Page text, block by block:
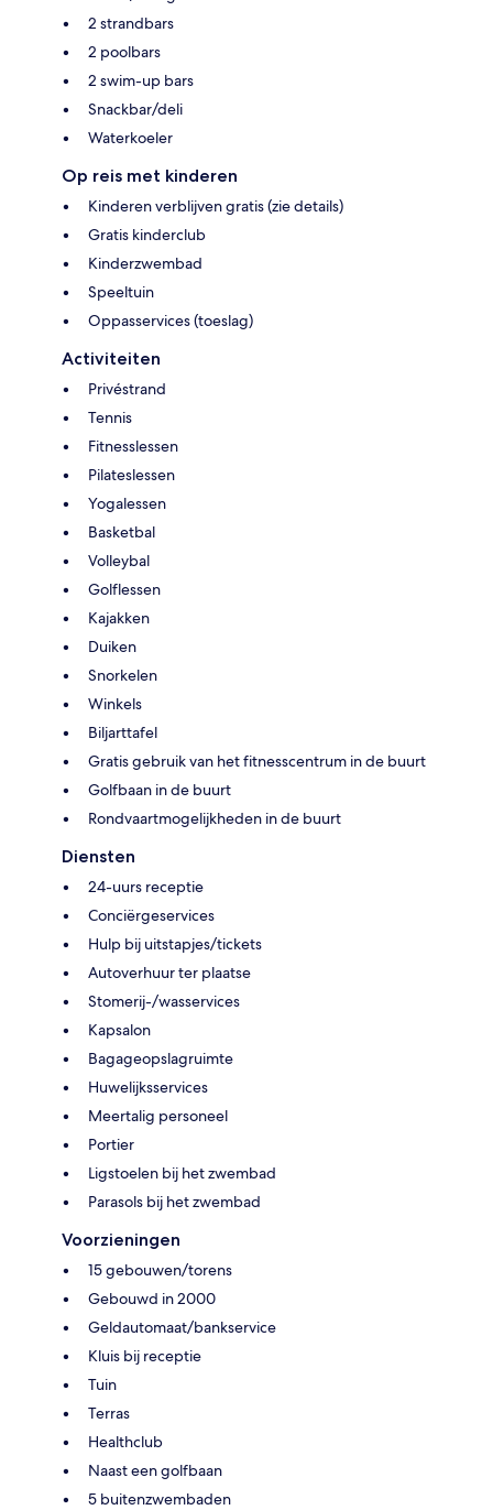
2 strandbars
2 poolbars
2 swim-up bars
Snackbar/deli
Waterkoeler
Op reis met kinderen
Kinderen verblijven gratis (zie details)
Gratis kinderclub
Kinderzwembad
Speeltuin
Oppasservices (toeslag)
Activiteiten
Privéstrand
Tennis
Fitnesslessen
Pilateslessen
Yogalessen
Basketbal
Volleybal
Golflessen
Kajakken
Duiken
Snorkelen
Winkels
Biljarttafel
Gratis gebruik van het fitnesscentrum in de buurt
Golfbaan in de buurt
Rondvaartmogelijkheden in de buurt
Diensten
24-uurs receptie
Conciërgeservices
Hulp bij uitstapjes/tickets
Autoverhuur ter plaatse
Stomerij-/wasservices
Kapsalon
Bagageopslagruimte
Huwelijksservices
Meertalig personeel
Portier
Ligstoelen bij het zwembad
Parasols bij het zwembad
Voorzieningen
15 gebouwen/torens
Gebouwd in 2000
Geldautomaat/bankservice
Kluis bij receptie
Tuin
Terras
Healthclub
Naast een golfbaan
5 buitenzwembaden